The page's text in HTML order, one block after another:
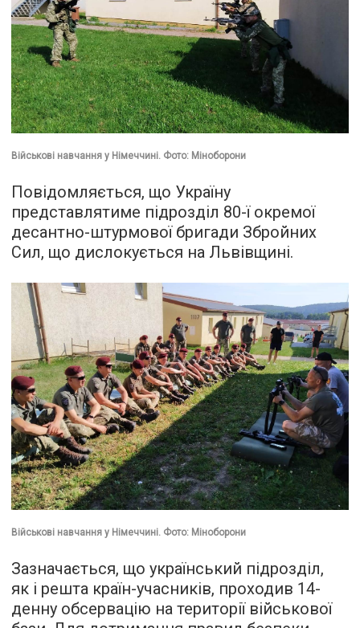
Військові навчання у Німеччині. Фото: Міноборони
Повідомляється, що Україну
представлятиме підрозділ 80-ї окремої
десантно-штурмової бригади Збройних
Сил, що дислокується на Львівщині.
Військові навчання у Німеччині. Фото: Міноборони
Зазначається, що український підрозділ,
як і решта країн-учасників, проходив 14-
денну обсервацію на території військової